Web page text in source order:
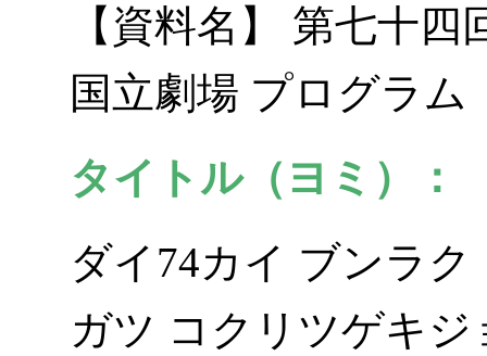
【資料名】 第七十
国立劇場 プログラム
タイトル（ヨミ）：
ダイ74カイ ブンラ
ガツ コクリツゲキ